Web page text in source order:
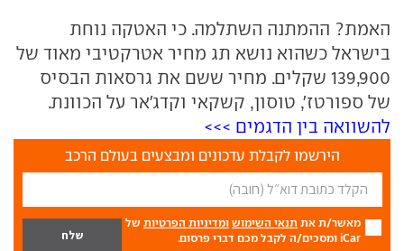
האמת? ההמתנה השתלמה. כי האטקה נוחת
בישראל כשהוא נושא תג מחיר אטרקטיבי מאוד של
139,900 שקלים. מחיר ששם את גרסאות הבסיס
של ספורטז', טוסון, קשקאי וקדג'אר על הכוונת.
להשוואה בין הדגמים >>>
הירשמו לקבלת עדכונים ומבצעים בעולם הרכב
מאשר/ת את תנאי השימוש ומדיניות הפרטיות של
iCar ומסכים/ה לקבל מכם דברי פרסום.